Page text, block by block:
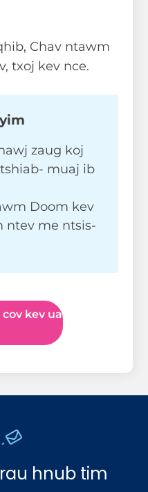
Chav ntawm
txoj kev nce.
zaug koj
muaj ib
Doom kev
ntev me ntsis-
kev ua
hnub tim